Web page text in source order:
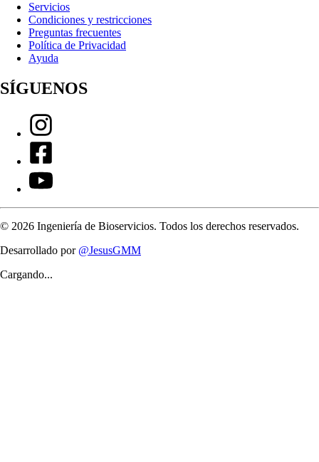
Servicios
Condiciones y restricciones
Preguntas frecuentes
Política de Privacidad
Ayuda
SÍGUENOS
© 2026 Ingeniería de Bioservicios. Todos los derechos reservados.
Desarrollado por @JesusGMM
Cargando...